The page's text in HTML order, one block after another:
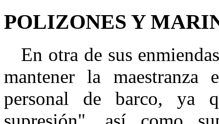
POLIZONES Y
En otra de sus
mantener la maestranza
personal de barco, ya